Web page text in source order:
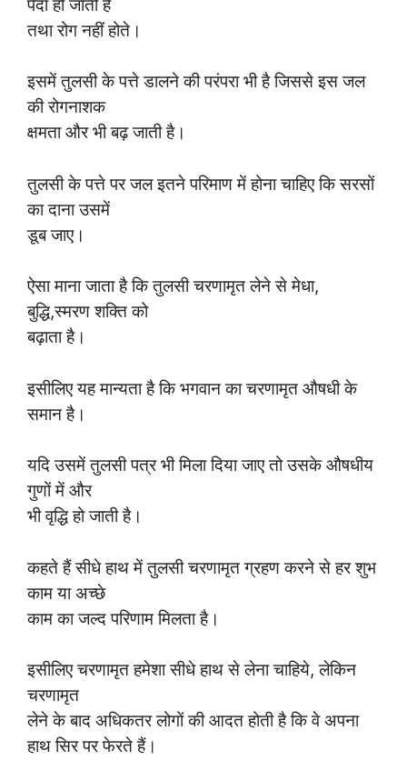
पैदा हो जाती है
तथा रोग नहीं होते।
इसमें तुलसी के पत्ते डालने की परंपरा भी है जिससे इस जल
की रोगनाशक
क्षमता और भी बढ़ जाती है।
तुलसी के पत्ते पर जल इतने परिमाण में होना चाहिए कि सरसों
का दाना उसमें
डूब जाए।
ऐसा माना जाता है कि तुलसी चरणामृत लेने से मेधा,
बुद्धि,स्मरण शक्ति को
बढ़ाता है।
इसीलिए यह मान्यता है कि भगवान का चरणामृत औषधी के
समान है।
यदि उसमें तुलसी पत्र भी मिला दिया जाए तो उसके औषधीय
गुणों में और
भी वृद्धि हो जाती है।
कहते हैं सीधे हाथ में तुलसी चरणामृत ग्रहण करने से हर शुभ
काम या अच्छे
काम का जल्द परिणाम मिलता है।
इसीलिए चरणामृत हमेशा सीधे हाथ से लेना चाहिये, लेकिन
चरणामृत
लेने के बाद अधिकतर लोगों की आदत होती है कि वे अपना
हाथ सिर पर फेरते हैं।